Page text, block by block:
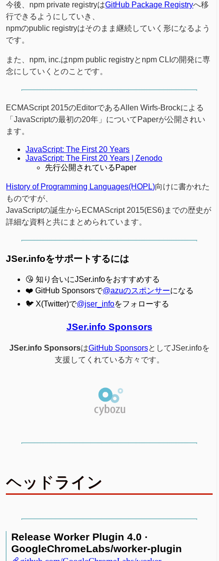
今後、npm private registryはGitHub Package Registryへ移
行できるようにしていき、
npmのpublic registryはそのまま継続していく形になるよう
です。
また、npm, inc.はnpm public registryとnpm CLIの開発に専
念にしていくとのことです。
ECMAScript 2015のEditorであるAllen Wirfs-Brockによる
「JavaScriptの最初の20年」についてPaperが公開されい
ます。
JavaScript: The First 20 Years
JavaScript: The First 20 Years | Zenodo
先行公開されているPaper
History of Programming Languages(HOPL)向けに書かれた
ものですが、
JavaScriptの誕生からECMAScript 2015(ES6)までの歴史が
詳細な資料と共にまとめられています。
JSer.infoをサポートするには
😘 知り合いにJSer.infoをおすすめする
❤️ GitHub Sponsorsで@azuのスポンサーになる
🐦 X(Twitter)で@jser_infoをフォローする
JSer.info Sponsors
JSer.info SponsorsはGitHub SponsorsとしてJSer.infoを
支援してくれている方々です。
ヘッドライン
Release Worker Plugin 4.0 ·
GoogleChromeLabs/worker-plugin